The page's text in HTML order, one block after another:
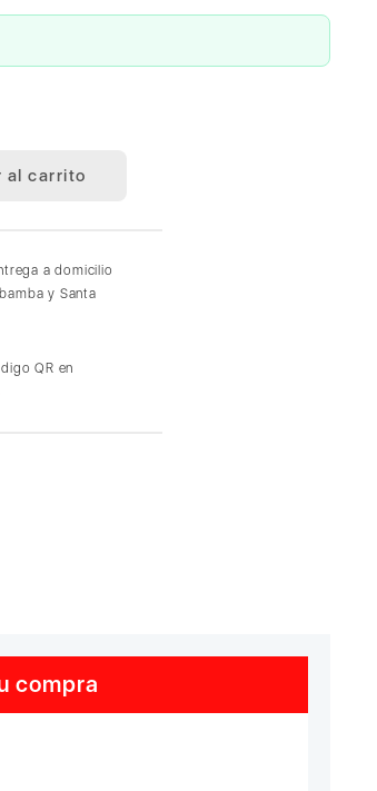
al carrito
a domicilio
y Santa
QR en
compra